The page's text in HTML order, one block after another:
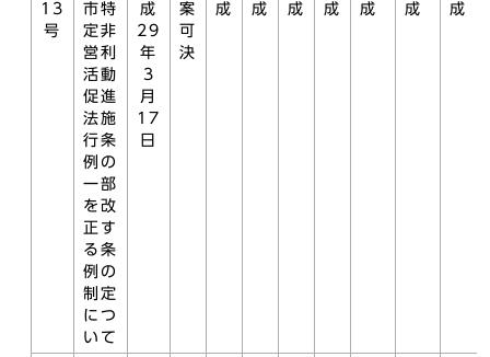
13
号
市特
定非
営利
活動
促進
法施
行条
例の
一部
を改
正す
る条
例の
制定
につ
いて
成
29
年
3
月
17
日
案
可
決
成
成
成
成
成
成
成